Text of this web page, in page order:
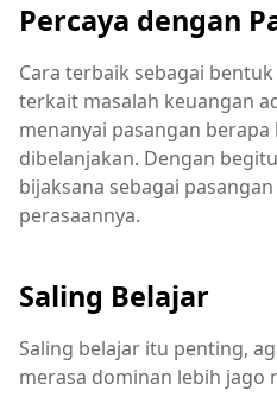
Percaya dengan
Cara terbaik sebagai
terkait masalah keuangan
menanyai pasangan
dibelanjakan. Dengan
bijaksana sebagai
perasaannya.
Saling Belajar
Saling belajar itu penting,
merasa dominan lebih jago